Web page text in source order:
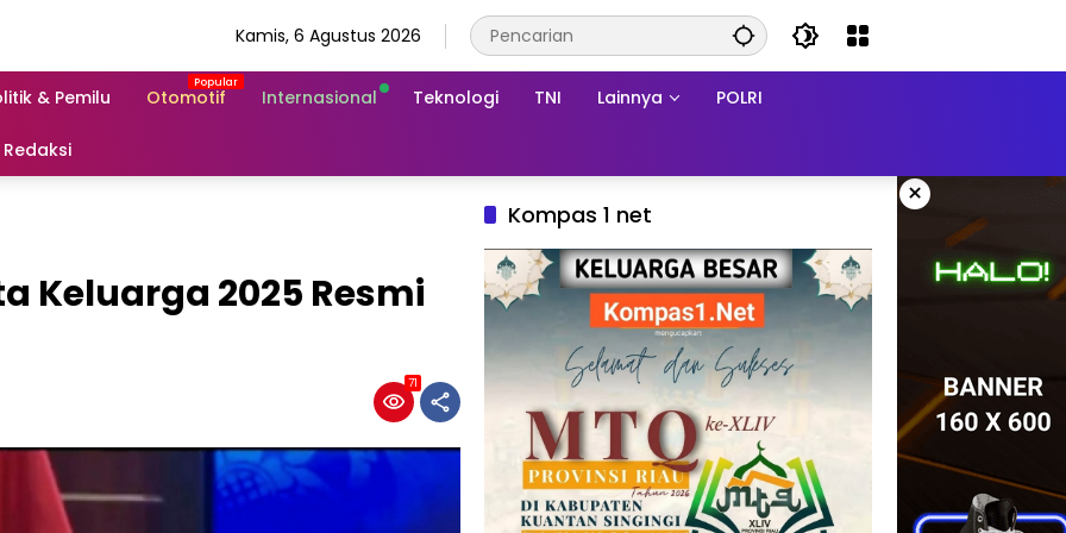
Kamis, 6 Agustus 2026
& Pemilu Otomotif Internasional Teknologi TNI Lainnya POLRI
Redaksi
×
Keluarga 2025 Resmi
71
Kompas 1 net